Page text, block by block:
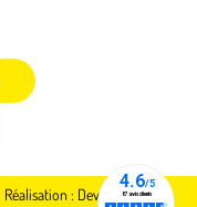
Réalisation : DevOnly